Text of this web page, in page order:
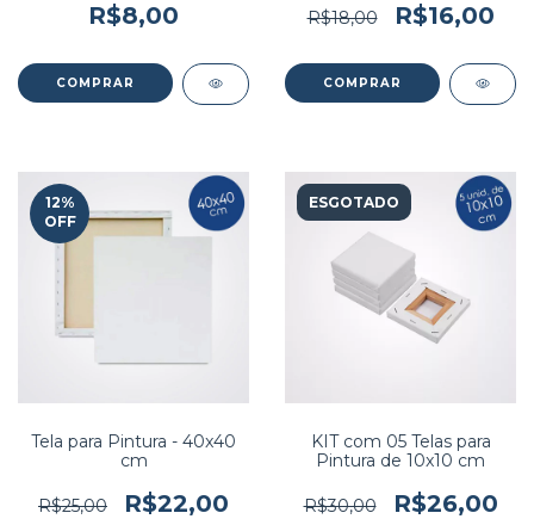
R$8,00 R$18,00 R$16,00
12%
OFF
Tela para Pintura - 40x40
cm
R$25,00 R$22,00
ESGOTADO
KIT com 05 Telas para
Pintura de 10x10 cm
R$30,00 R$26,00